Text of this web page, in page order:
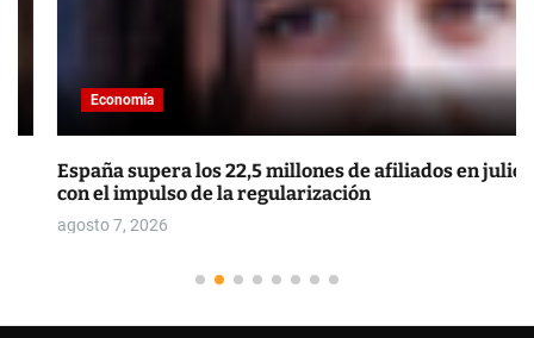
Economía
España supera los 22,5 millones de afiliados en julio
con el impulso de la regularización
agosto 7, 2026